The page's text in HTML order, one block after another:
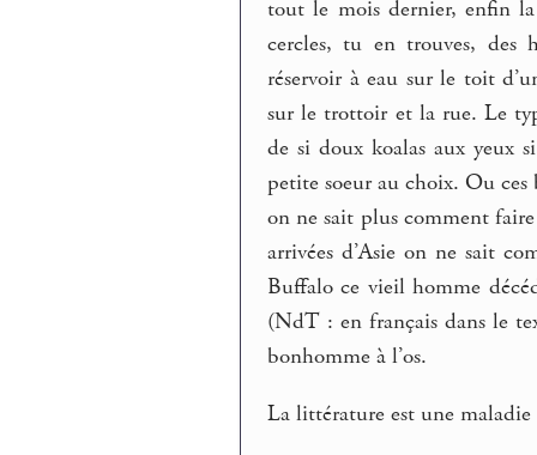
tout le mois dernier, enfin la
cercles, tu en trouves, des
réservoir à eau sur le toit
sur le trottoir et la rue. Le
de si doux koalas aux yeux
petite soeur au choix. Ou ces
on ne sait plus comment faire
arrivées d’Asie on ne sait
Buffalo ce vieil homme
(NdT : en français dans le
bonhomme à l’os.
La littérature est une